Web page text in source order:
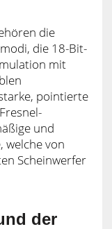
die
die 18-Bit-
mit
pointierte
und
welche von
Scheinwerfer
der